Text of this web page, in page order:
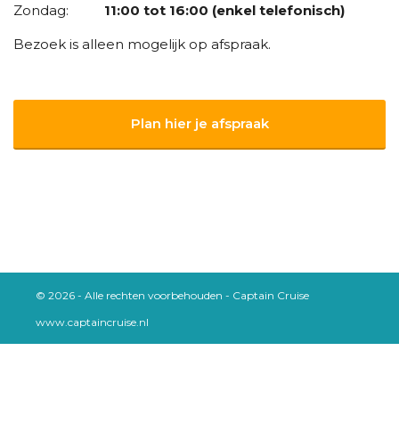
Zondag: 11:00 tot 16:00 (enkel telefonisch)
Bezoek is alleen mogelijk op afspraak.
Plan hier je afspraak
© 2026 - Alle rechten voorbehouden - Captain Cruise
www.captaincruise.nl